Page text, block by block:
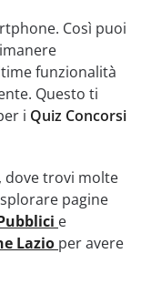
Così puoi
funzionalità
Questo ti
i Quiz Concorsi
, dove trovi molte
pagine
e
Lazio per avere